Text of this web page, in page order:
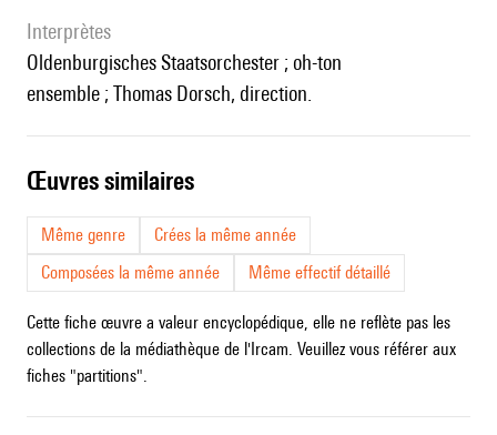
interprètes
Oldenburgisches Staatsorchester ; oh-ton
ensemble ; Thomas Dorsch, direction.
œuvres similaires
Même genre
Crées la même année
Composées la même année
Même effectif détaillé
Cette fiche œuvre a valeur encyclopédique, elle ne reflète pas les
collections de la médiathèque de l'Ircam. Veuillez vous référer aux
fiches "partitions".